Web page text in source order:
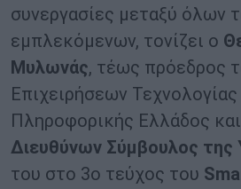
συνεργασίες μεταξύ όλων
εμπλεκόμενων, τονίζει ο
Μυλωνάς, τέως πρόεδρος
Επιχειρήσεων Τεχνολογίας
Πληροφορικής Ελλάδος και
Διευθύνων Σύμβουλος της
του στο 3ο τεύχος του